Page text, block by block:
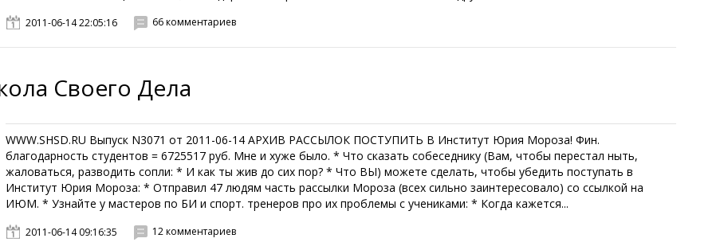
2011-06-14 22:05:16 66 комментариев
Своего Дела
WWW.SHSD.RU Выпуск N3071 от 2011-06-14 АРХИВ РАССЫЛОК ПОСТУПИТЬ В Институт Юрия Мороза! Фин.
благодарность студентов = 6725517 руб. Мне и хуже было. * Что сказать собеседнику (Вам, чтобы перестал ныть,
жаловаться, разводить сопли: * И как ты жив до сих пор? * Что ВЫ) можете сделать, чтобы убедить поступать в
Институт Юрия Мороза: * Отправил 47 людям часть рассылки Мороза (всех сильно заинтересовало) со ссылкой на
ИЮМ. * Узнайте у мастеров по БИ и спорт. тренеров про их проблемы с учениками: * Когда кажется...
2011-06-14 09:16:35 12 комментариев